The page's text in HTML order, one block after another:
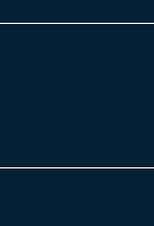
pp m